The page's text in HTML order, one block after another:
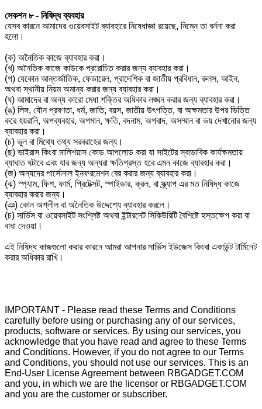
সেকশন ৮ - নিষিদ্ধ ব্যবহার
যেসব কারনে আমাদের ওয়েবসাইট ব্যাবহারে নিষেধাজ্ঞা রয়েছে, নিম্নে তা বর্ননা করা
হলো।
(ক) অনৈতিক কাজে ব্যাবহার করা।
(খ) অনৈতিক কাজে কাউকে প্ররোচিত করার জন্য ব্যাবহার করা।
(গ) যেকোন আন্তর্জাতিক, ফেডারেল, প্রাদেশিক বা জাতীয় প্রবিধান, রুলস, আইন,
অথবা স্থানীয় নিয়ম অমান্য করার জন্য ব্যাবহার করা।
(ঘ) আমাদের বা অন্য কারো মেধা শক্তির অধিকার লঙ্ঘন করার জন্য ব্যাবহার করা।
(ঙ) লিঙ্গ, যৌন প্রবণতা, ধর্ম, জাতি, বয়স, জাতীয় উৎপত্তি, বা অক্ষমতার উপর ভিত্তি
করে হয়রানি, অপব্যবহার, অপমান, ক্ষতি, বদনাম, অপবাদ, অসম্মান বা ভয় দেখানোর জন্য
ব্যাবহার করা।
(চ) ভুল বা মিথ্যে তথ্য সরবরাহের জন্য।
(ছ) ভাইরাস কিংবা মালিশয়াস কোড আপলোড করা যা সাইটের স্বাভাবিক কার্যক্ষমতায়
ব্যাঘাত ঘটাবে এবং যার জন্য অন্যরা ক্ষতিগ্রস্ত হবে এমন কাজে ব্যাবহার করা।
(জ) অন্যদের পার্সোনাল ইনফরমেশন বের করার জন্য ব্যাবহার করা।
(ঝ) স্প্যাম, ফিশ, ফার্ম, প্রিটেক্সট, স্পাইডার, ক্রল, বা স্ক্র্যাপ এর মত নিষিদ্ধ কাজে
ব্যাবহার করার জন্য।
(ঞ) কোন অশ্লীল বা অনৈতিক উদ্দেশ্যে ব্যাবহার করলে।
(চ) সার্ভিস বা ওয়েবসাইট সংশ্লিষ্ট অথবা ইন্টারনেট সিকিউরিটি বৈশিষ্টে হস্তক্ষেপ করা বা
বাধা দেওয়া।
এই নিষিদ্ধ কাজগুলো করার কারনে আমরা আপনার সার্ভিস ইউজেস কিংবা একাউন্ট টার্মিনেট
করার অধিকার রাখি।
IMPORTANT - Please read these Terms and Conditions
carefully before using or purchasing any of our services,
products, software or services. By using our services, you
acknowledge that you have read and agree to these Terms
and Conditions. However, if you do not agree to our Terms
and Conditions, you should not use our services. This is an
End-User License Agreement between RBGADGET.COM
and you, in which we are the licensor or RBGADGET.COM
and you are the customer or subscriber.